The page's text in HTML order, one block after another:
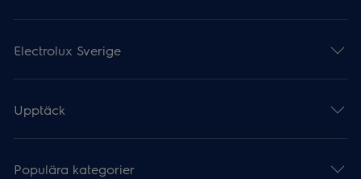
Electrolux Sverige
Upptäck
Populära kategorier